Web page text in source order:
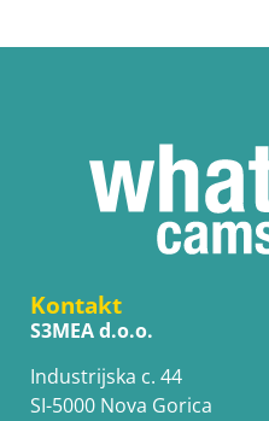
Kontakt
S3MEA d.o.o.
Industrijska c. 44
SI-5000 Nova Gorica